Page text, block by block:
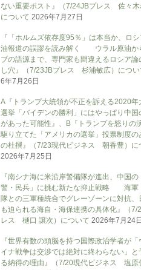
ない重要ポスト』（7/24JBプレス 佐々木
について 2026年7月27日
『「ホルムズ依存度95％」は本当か、ロ
油報道の誤謬を読み解く ウラル原油か
ブの語源まで、専門家も間違えるロシア論
し穴』（7/23JBプレス 杉浦敏広）につい
6年7月26日
A『トランプ大統領が不正を訴える2020年
選挙「バイデンの勝利」にはやっぱり中国
があった可能性』、B『トランプを怒りの
駆り立てた「アメリカの選挙」投票制度の
の杜撰』（7/23現代ビジネス 朝香豊）に
2026年7月25日
『南シナ海に米沿岸警備隊が進出、中国の
警・民兵」に挑む新たな抑止戦略 海軍
隊との三軍種統合でグレーゾーンに対抗、
も迫られる海自・海保連携の具体化』（7/
レス 樋口 譲次）について 2026年7月24日
『世界有数の頭脳を持つ国際政治学者が「
イナ戦争は交渉では絶対に終わらない」と
る納得の理由』（7/20現代ビジネス 塩原